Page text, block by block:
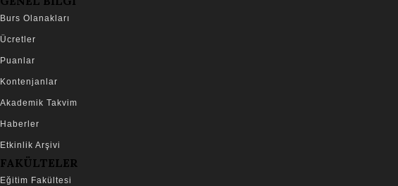
Burs Olanakları
Ücretler
Puanlar
Kontenjanlar
Akademik Takvim
Haberler
Etkinlik Arşivi
FAKÜLTELER
Eğitim Fakültesi